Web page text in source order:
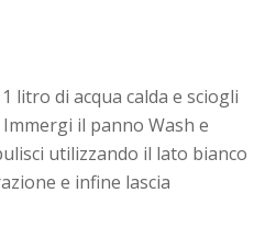
litro di acqua calda e sciogli
il panno Wash e
utilizzando il lato bianco
e infine lascia